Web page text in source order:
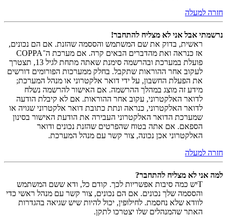
חזרה למעלה
נרשמתי אבל אני לא מצליח להתחבר!
ראשית, בדוק את שם המשתמש והססמה שהזנת. אם הם נכונים,
אז כנראה ואת מהדברים הבאים קרה. אם מערכת ה־COPPA
פועלת במערכת ובהרשמה סימנת שאתה מתחת לגיל 13, תצטרך
לעקוב אחר ההוראות שתקבל. בחלק ממערכות הפורומים דורשים
את הפעלת החשבון, על ידי דואר אלקטרוני או מנהל המערכת;
מידע זה מוצג במהלך ההרשמה. אם האישור להרשמה נשלח
לדואר האלקטרוני, עקוב אחר ההוראות. אם לא קיבלת הודעה
לדואר האלקטרוני, כנראה ונתת כתובת דואר אלקטרוני שגויה או
שמערכת הדואר האלקטרוני העבירה את הודעת האישור בסינון
הספאם. אם אתה בטוח שהפרטים שהזנת נכונים ודואר
האלקטרוני אכן נכונה, צור קשר עם מנהל המערכת.
חזרה למעלה
למה אני לא מצליח להתחבר?
Tיש כמה סיבות אפשריות לכך. קודם כל, ודא ששם המשתמש
והססמה שלך נכונים. אם הם נכונים, צור קשר עם מנהל ראשי כדי
לוודא שלא נחסמת. לחילופין, יכול להיות שיש שגיאה בהגדרות
האתר שהמנהלים שלו יצטרכו לתקן.